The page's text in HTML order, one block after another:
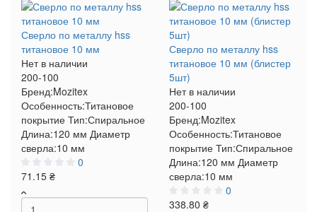
Сверло по металлу hss
титановое 10 мм
Нет в наличии
200-100
Бренд:Mozitex
Особенность:Титановое
покрытие Тип:Спиральное
Длина:120 мм Диаметр
сверла:10 мм
0
71.15 ₴
Сверло по металлу hss
титановое 10 мм (блистер
5шт)
Нет в наличии
200-100
Бренд:Mozitex
Особенность:Титановое
покрытие Тип:Спиральное
Длина:120 мм Диаметр
сверла:10 мм
0
338.80 ₴